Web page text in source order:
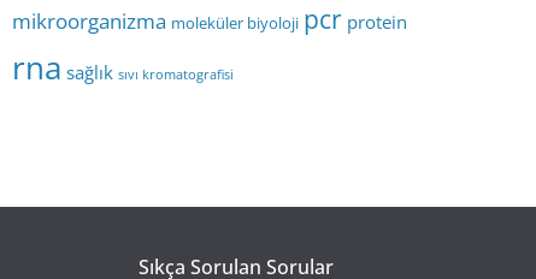
mikroorganizma moleküler biyoloji pcr protein
rna sağlık sıvı kromatografisi
Sıkça Sorulan Sorular